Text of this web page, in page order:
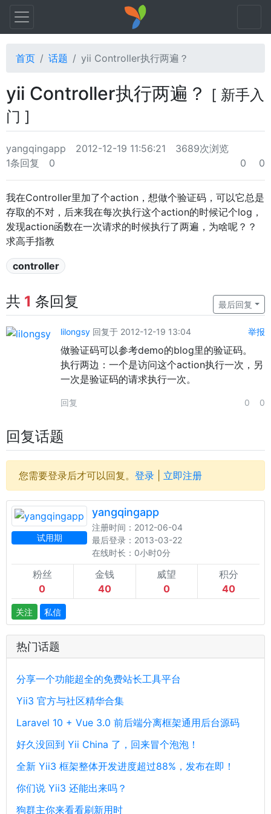
首页 话题 yii Controller执行两遍？
yii Controller执行两遍？
[ 新手入
门 ]
yangqingapp 2012-12-19 11:56:21
3689次浏览
1条回复
0 0 0
我在Controller里加了个action，想做个验证码，可以它总是
存取的不对，后来我在每次执行这个action的时候记个log，
发现action函数在一次请求的时候执行了两遍，为啥呢？？
求高手指教
controller
共 1 条回复 最后回复
lilongsy 回复于 2012-12-19 13:04 举报
做验证码可以参考demo的blog里的验证码。
执行两边：一个是访问这个action执行一次，另
一次是验证码的请求执行一次。
回复 0 0
回复话题
您需要登录后才可以回复。 登录 立即注册
试用期
yangqingapp
注册时间：2012-06-04
最后登录：2013-03-22
在线时长：0小时0分
粉丝
0
金钱
40
威望
0
积分
40
关注 私信
热门话题
分享一个功能超全的免费站长工具平台
Yii3 官方与社区精华合集
Laravel 10 + Vue 3.0 前后端分离框架通用后台源码
好久没回到 Yii China 了，回来冒个泡泡！
全新 Yii3 框架整体开发进度超过88%，发布在即！
你们说 Yii3 还能出来吗？
狗群主你来看看刷新用时